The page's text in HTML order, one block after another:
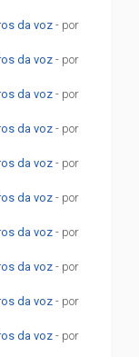
da voz - por
da voz - por
da voz - por
da voz - por
da voz - por
da voz - por
da voz - por
da voz - por
da voz - por
da voz - por